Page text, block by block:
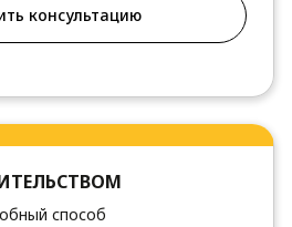
консультацию
способ